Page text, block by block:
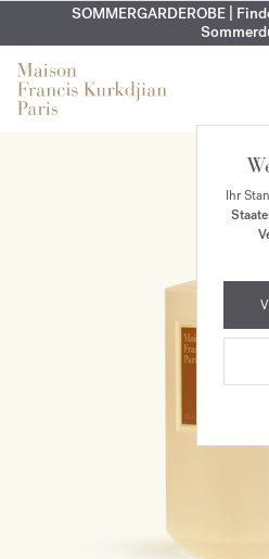
EXKLUSIV | Erhalten Sie OUD
KOSTENLOSE GRAVUR | Auf alle
9.
SOMMERGARDEROBE |
Ihr